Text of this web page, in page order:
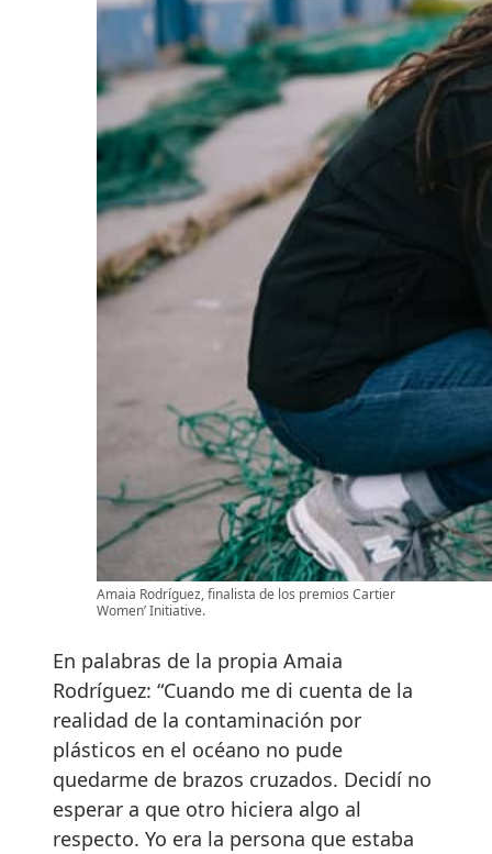
Amaia Rodríguez, finalista de los premios Cartier
Women’ Initiative.
En palabras de la propia Amaia
Rodríguez: “Cuando me di cuenta de la
realidad de la contaminación por
plásticos en el océano no pude
quedarme de brazos cruzados. Decidí no
esperar a que otro hiciera algo al
respecto. Yo era la persona que estaba